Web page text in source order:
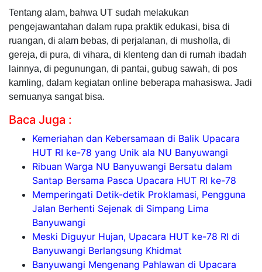
Tentang alam, bahwa UT sudah melakukan
pengejawantahan dalam rupa praktik edukasi, bisa di
ruangan, di alam bebas, di perjalanan, di musholla, di
gereja, di pura, di vihara, di klenteng dan di rumah ibadah
lainnya, di pegunungan, di pantai, gubug sawah, di pos
kamling, dalam kegiatan online beberapa mahasiswa. Jadi
semuanya sangat bisa.
Baca Juga :
Kemeriahan dan Kebersamaan di Balik Upacara
HUT RI ke-78 yang Unik ala NU Banyuwangi
Ribuan Warga NU Banyuwangi Bersatu dalam
Santap Bersama Pasca Upacara HUT RI ke-78
Memperingati Detik-detik Proklamasi, Pengguna
Jalan Berhenti Sejenak di Simpang Lima
Banyuwangi
Meski Diguyur Hujan, Upacara HUT ke-78 RI di
Banyuwangi Berlangsung Khidmat
Banyuwangi Mengenang Pahlawan di Upacara